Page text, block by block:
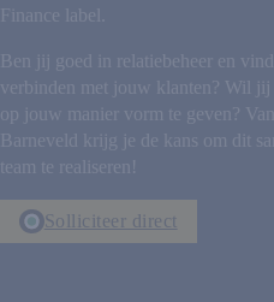
Finance label.
Ben jij goed in relatiebeheer en
verbinden met jouw klanten? Wil
op jouw manier vorm te geven?
Barneveld krijg je de kans om dit
team te realiseren!
Solliciteer direct